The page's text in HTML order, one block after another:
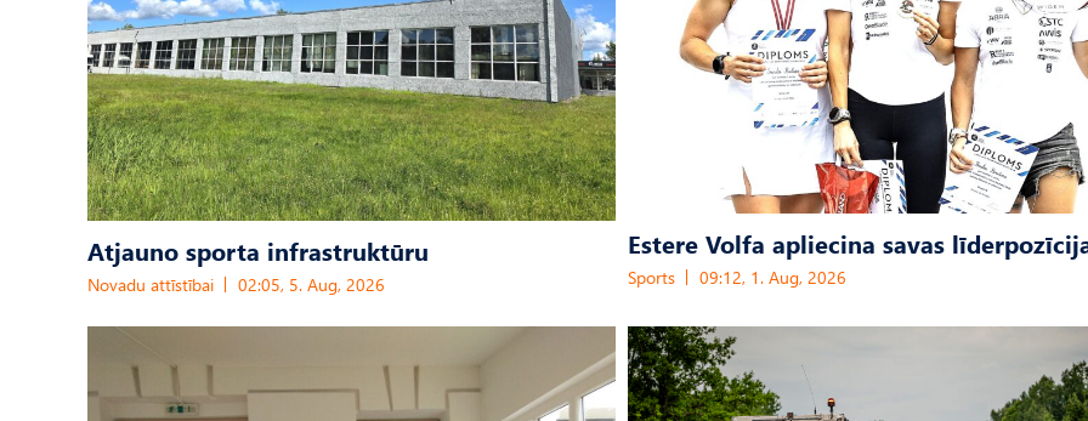
Atjauno sporta infrastruktūru
Novadu attīstībai 02:05, 5. Aug, 2026
Estere Volfa apliecina savas
Sports 09:12, 1. Aug, 2026